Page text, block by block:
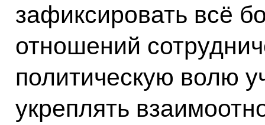
зафиксировать всё
отношений
политическую волю
укреплять